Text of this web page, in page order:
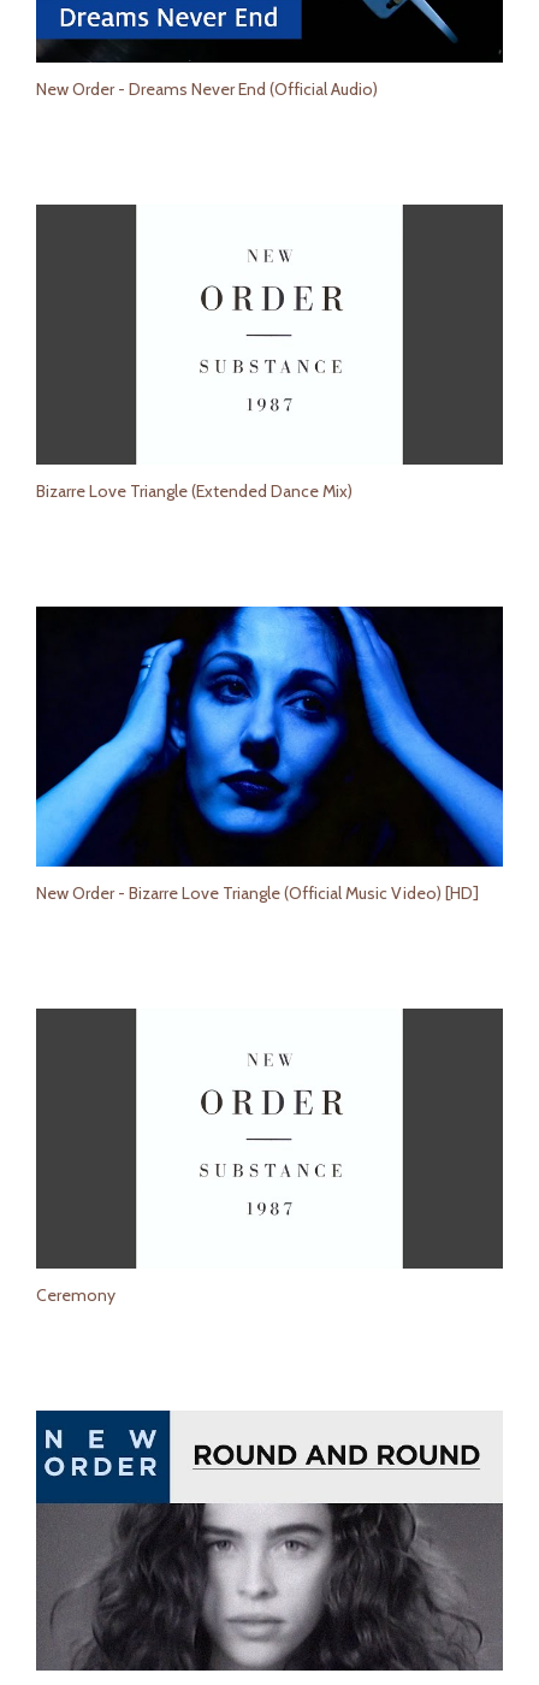
New Order - Dreams Never End (Official Audio)
Bizarre Love Triangle (Extended Dance Mix)
New Order - Bizarre Love Triangle (Official Music Video) [HD]
Ceremony